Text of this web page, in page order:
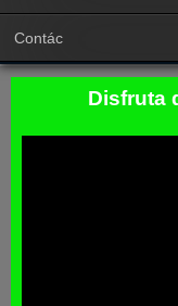
Contác
Disfruta